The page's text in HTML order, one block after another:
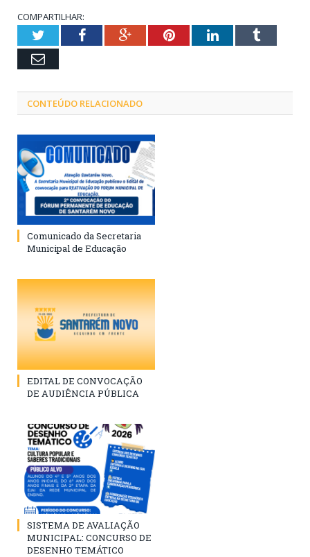
COMPARTILHAR:
TwitterFacebookGoogle+PinterestLinkedInTumblr
Email
CONTEÚDO RELACIONADO
Comunicado da Secretaria
Municipal de Educação
EDITAL DE CONVOCAÇÃO
DE AUDIÊNCIA PÚBLICA
SISTEMA DE AVALIAÇÃO
MUNICIPAL: CONCURSO DE
DESENHO TEMÁTICO